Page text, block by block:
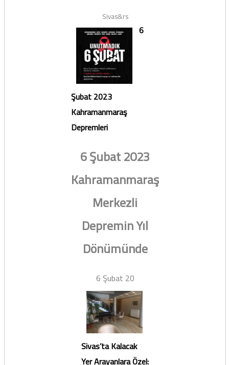
Sivas&rs
6
Şubat 2023
Kahramanmaraş
Depremleri
6 Şubat 2023
Kahramanmaraş
Merkezli
Depremin Yıl
Dönümünde
6 Şubat 20
Sivas’ta Kalacak
Yer Arayanlara Özel: